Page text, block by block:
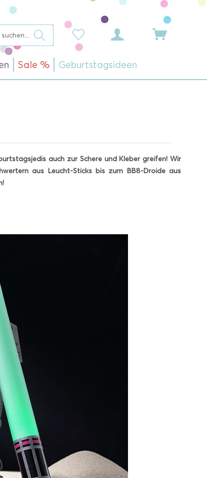
Sale % Geburtstagsideen
auch zur Schere und Kleber greifen! Wir
aus Leucht-Sticks bis zum BB8-Droide aus